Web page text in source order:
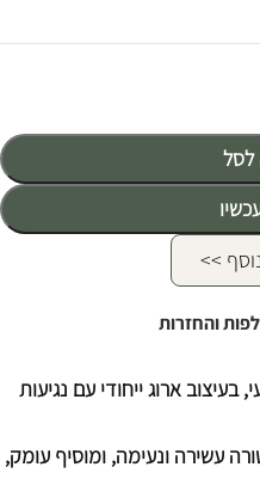
לסל
>>
והחזרות
בעיצוב ארוג ייחודי עם נגיעות
עשירה ונעימה, ומוסיף עומק,